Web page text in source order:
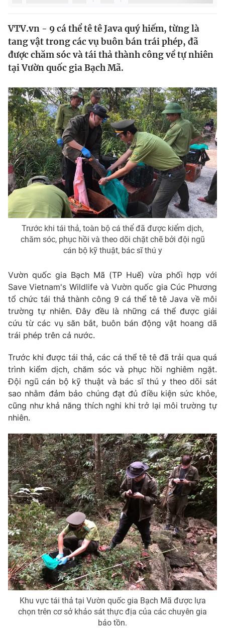
Y tế
Thế giới
Tin tức
Thế giới đó đây
Câu chuyện quốc tế
Kinh tế
Tài chính
Thị trường
Góc doanh nghiệp
Dữ liệu và đời sống
Truyền hình
Phim VTV
Hậu trường
Nhân vật
Khán giả
Giải trí
Điện ảnh
Âm nhạc
Sao
Đời sống
Du lịch
Chất lượng cuộc sống
Giáo dục
Học trực tuyến
Công nghệ
Hitech Công nghệ tương lai
Sản phẩm
Thị trường
Giao lưu trực tuyến
Lịch phát sóng
Chuyên mục khác
Emagazine Podcast
Photo Infographic
Video Shorts video
VTV Money VTV Thể thao
VTV Sức khoẻ Bất động sản
Thị trường 24h Tấm lòng Việt
VTV4 Vươn mình bằng AI
VTV9 VTV8
Liên hệ tòa soạn English
Giáo dục
VTV.vn - 9 cá thể tê tê Java quý hiếm, từng là
tang vật trong các vụ buôn bán trái phép, đã
được chăm sóc và tái thả thành công về tự nhiên
tại Vườn quốc gia Bạch Mã.
Trước khi tái thả, toàn bộ cá thể đã được kiểm dịch,
chăm sóc, phục hồi và theo dõi chặt chẽ bởi đội ngũ
cán bộ kỹ thuật, bác sĩ thú y
Vườn quốc gia Bạch Mã (TP Huế) vừa phối hợp với
Save Vietnam's Wildlife và Vườn quốc gia Cúc Phương
tổ chức tái thả thành công 9 cá thể tê tê Java về môi
trường tự nhiên. Đây đều là những cá thể được giải
cứu từ các vụ săn bắt, buôn bán động vật hoang dã
trái phép trên cả nước.
Trước khi được tái thả, các cá thể tê tê đã trải qua quá
trình kiểm dịch, chăm sóc và phục hồi nghiêm ngặt.
Đội ngũ cán bộ kỹ thuật và bác sĩ thú y theo dõi sát
sao nhằm đảm bảo chúng đạt đủ điều kiện sức khỏe,
cũng như khả năng thích nghi khi trở lại môi trường tự
nhiên.
Khu vực tái thả tại Vườn quốc gia Bạch Mã được lựa
chọn trên cơ sở khảo sát thực địa của các chuyên gia
bảo tồn.